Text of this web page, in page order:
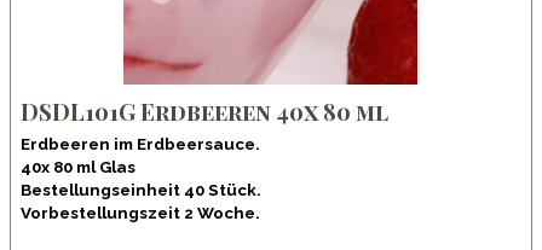
DSDL101G Erdbeeren 40x 80 ml
Erdbeeren im Erdbeersauce.
40x 80 ml Glas
Bestellungseinheit 40 Stück.
Vorbestellungszeit 2 Woche.